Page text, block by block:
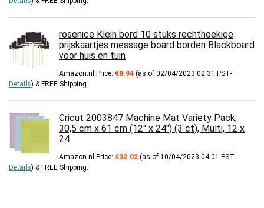
rosenice Klein bord 10 stuks rechthoekige
prijskaartjes message board borden Blackboard
voor huis en tuin
Amazon.nl Price: €8.94 (as of 02/04/2023 02:31 PST-
Details) & FREE Shipping.
Cricut 2003847 Machine Mat Variety Pack,
30,5 cm x 61 cm (12" x 24") (3 ct), Multi, 12 x
24
Amazon.nl Price: €32.02 (as of 10/04/2023 04:01 PST-
Details) & FREE Shipping.